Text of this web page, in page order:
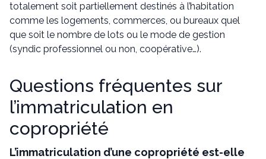
totalement soit partiellement destinés à l’habitation
comme les logements, commerces, ou bureaux quel
que soit le nombre de lots ou le mode de gestion
(syndic professionnel ou non, coopérative…).
Questions fréquentes sur
l’immatriculation en
copropriété
L’immatriculation d’une copropriété est-elle